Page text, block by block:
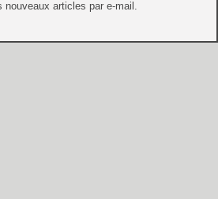
nouveaux articles par e-mail.